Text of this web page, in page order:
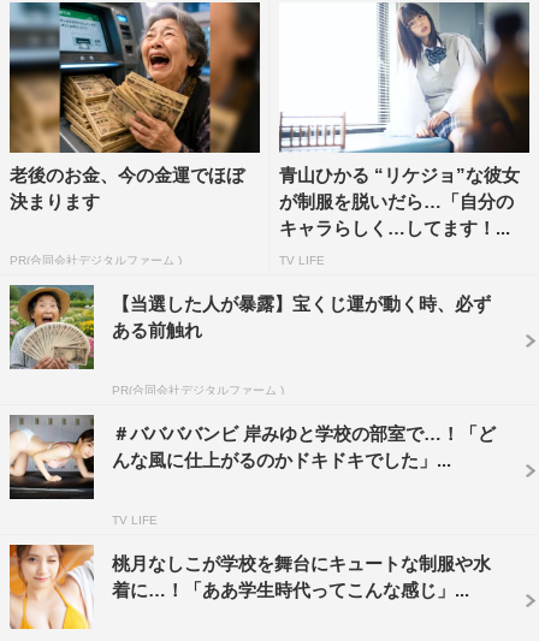
老後のお金、今の金運でほぼ
決まります
PR(合同会社デジタルファーム )
青山ひかる “リケジョ”な彼女
が制服を脱いだら…「自分の
キャラらしく…してます！...
TV LIFE
【当選した人が暴露】宝くじ運が動く時、必ず
ある前触れ
PR(合同会社デジタルファーム )
＃ババババンビ 岸みゆと学校の部室で…！「ど
んな風に仕上がるのかドキドキでした」...
TV LIFE
桃月なしこが学校を舞台にキュートな制服や水
着に…！「ああ学生時代ってこんな感じ」...